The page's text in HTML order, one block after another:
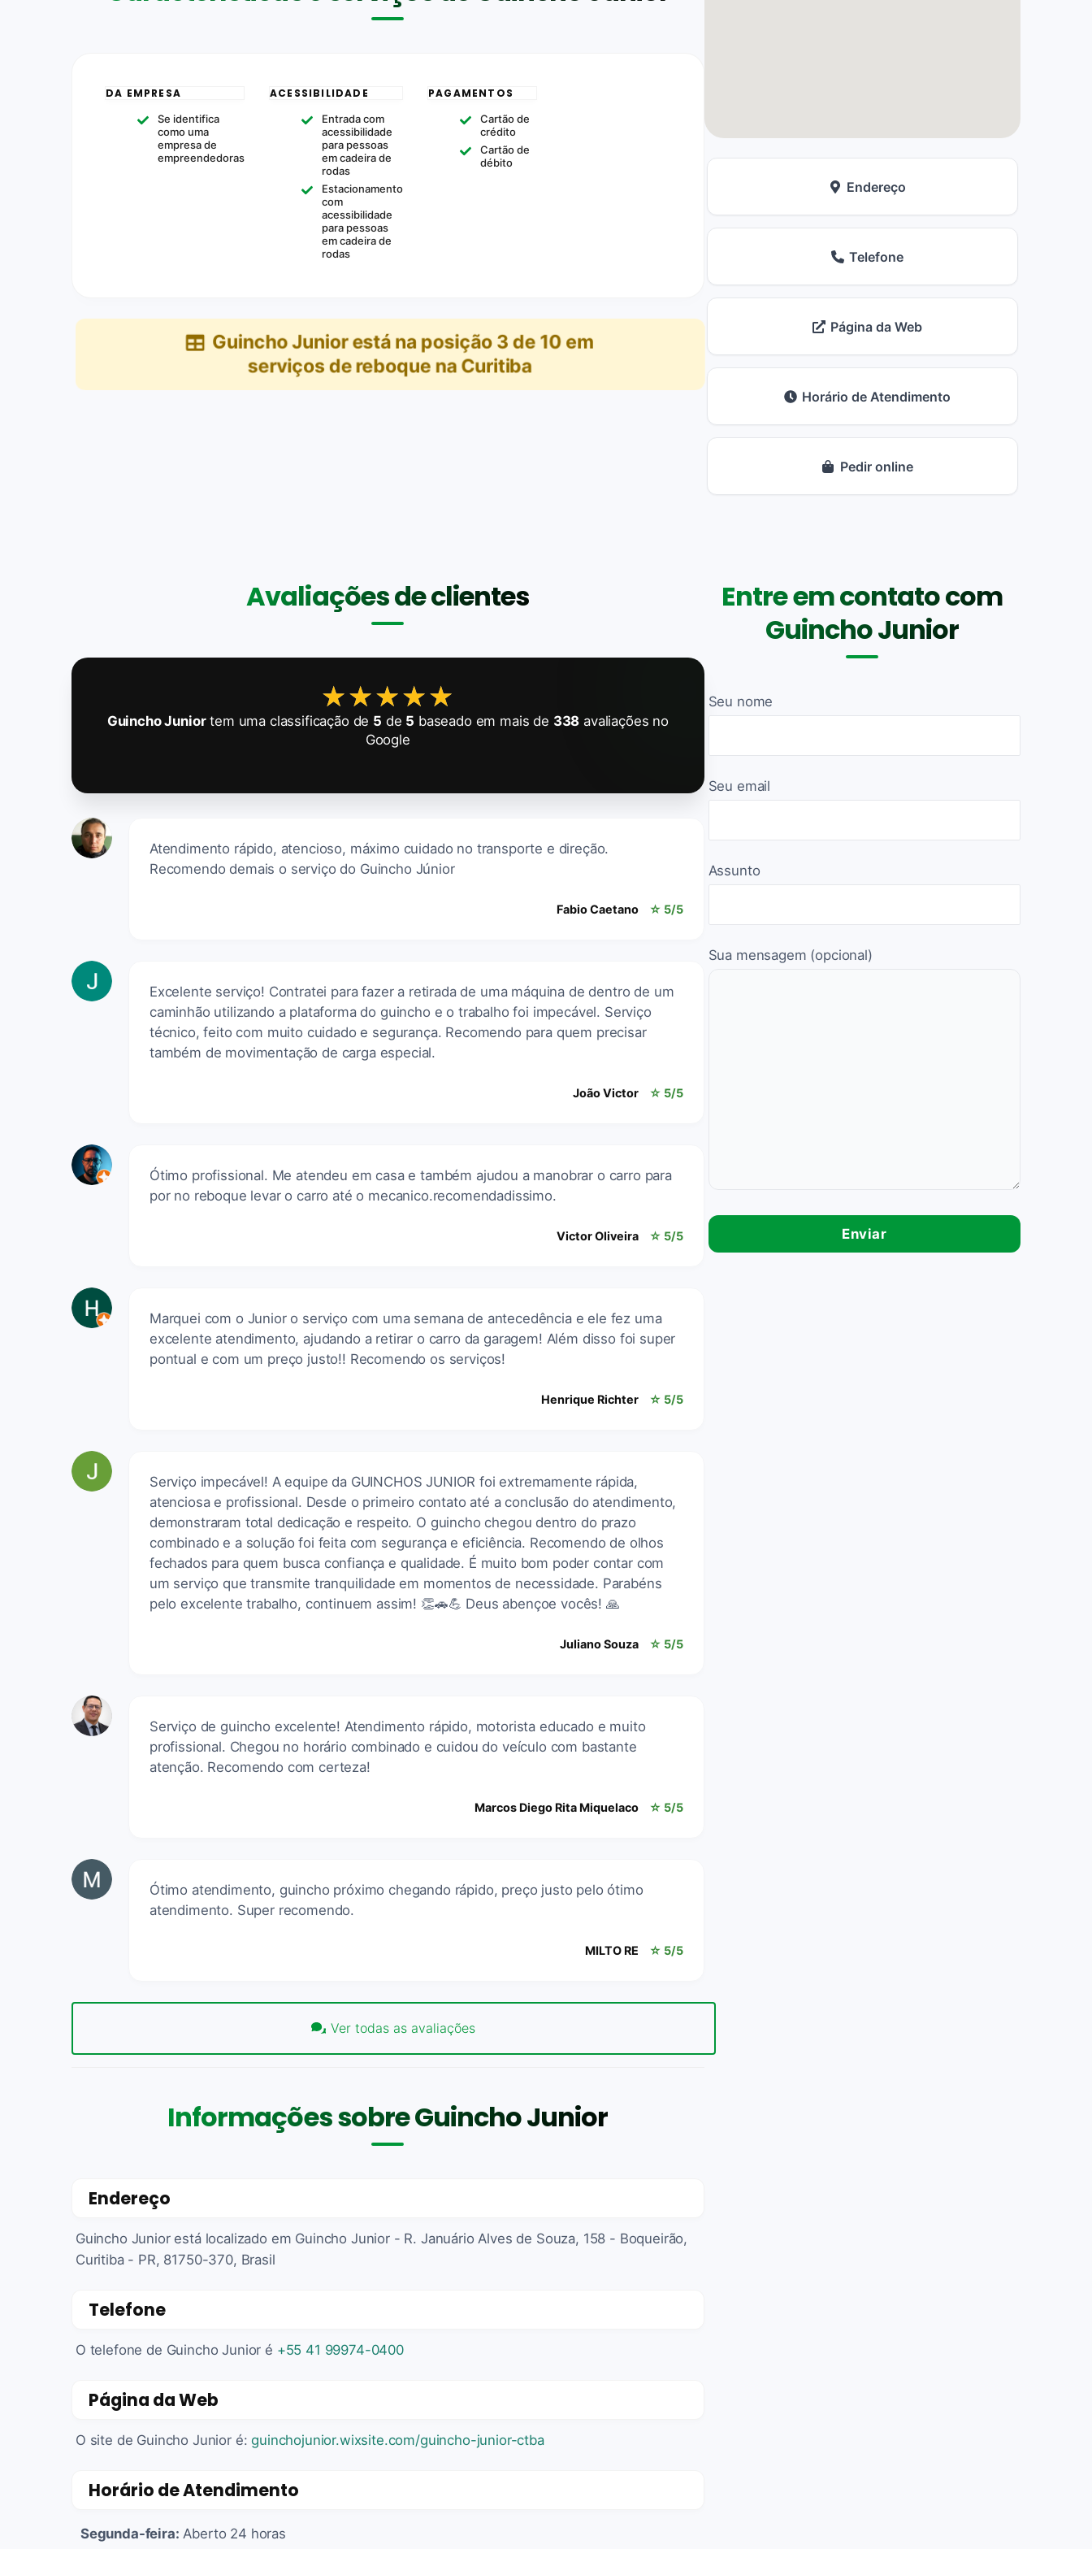
DA EMPRESA
Se identifica
como uma
empresa de
empreendedoras
ACESSIBILIDADE
Entrada com
acessibilidade
para pessoas
em cadeira de
rodas
Estacionamento
com
acessibilidade
para pessoas
em cadeira de
rodas
PAGAMENTOS
Cartão de
crédito
Cartão de
débito
Guincho Junior está na posição 3 de 10 em
serviços de reboque na Curitiba
Endereço
Telefone
Página da Web
Horário de Atendimento
Pedir online
Avaliações de clientes
★★★★★
★★★★★
Guincho Juniortem uma classificação de 5 de 5 baseado em mais de 338 avaliações no
Google
Atendimento rápido, atencioso, máximo cuidado no transporte e direção.
Recomendo demais o serviço do Guincho Júnior
Fabio Caetano ☆ 5/5
Excelente serviço! Contratei para fazer a retirada de uma máquina de dentro de um
caminhão utilizando a plataforma do guincho e o trabalho foi impecável. Serviço
técnico, feito com muito cuidado e segurança. Recomendo para quem precisar
também de movimentação de carga especial.
João Victor ☆ 5/5
Ótimo profissional. Me atendeu em casa e também ajudou a manobrar o carro para
por no reboque levar o carro até o mecanico.recomendadissimo.
Victor Oliveira ☆ 5/5
Marquei com o Junior o serviço com uma semana de antecedência e ele fez uma
excelente atendimento, ajudando a retirar o carro da garagem! Além disso foi super
pontual e com um preço justo!! Recomendo os serviços!
Henrique Richter ☆ 5/5
Serviço impecável! A equipe da GUINCHOS JUNIOR foi extremamente rápida,
atenciosa e profissional. Desde o primeiro contato até a conclusão do atendimento,
demonstraram total dedicação e respeito. O guincho chegou dentro do prazo
combinado e a solução foi feita com segurança e eficiência. Recomendo de olhos
fechados para quem busca confiança e qualidade. É muito bom poder contar com
um serviço que transmite tranquilidade em momentos de necessidade. Parabéns
pelo excelente trabalho, continuem assim! 👏🚗💪 Deus abençoe vocês! 🙏
Juliano Souza ☆ 5/5
Serviço de guincho excelente! Atendimento rápido, motorista educado e muito
profissional. Chegou no horário combinado e cuidou do veículo com bastante
atenção. Recomendo com certeza!
Marcos Diego Rita Miquelaco ☆ 5/5
Ótimo atendimento, guincho próximo chegando rápido, preço justo pelo ótimo
atendimento. Super recomendo.
MILTO RE ☆ 5/5
Ver todas as avaliações
Informações sobre Guincho Junior
Endereço
Guincho Junior está localizado em Guincho Junior - R. Januário Alves de Souza, 158 - Boqueirão,
Curitiba - PR, 81750-370, Brasil
Telefone
O telefone de Guincho Junior é +55 41 99974-0400
Página da Web
O site de Guincho Junior é:guinchojunior.wixsite.com/guincho-junior-ctba
Horário de Atendimento
Segunda-feira: Aberto 24 horas
Entre em contato com
Guincho Junior
Seu nome
Seu email
Assunto
Sua mensagem (opcional)